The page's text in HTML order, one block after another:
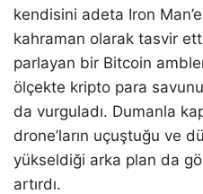
kendisini adeta Iron
kahraman olarak tasvir
parlayan bir Bitcoin
ölçekte kripto para
da vurguladı. Dumanla
drone’ların uçuştuğu ve
yükseldiği arka plan da
artırdı.